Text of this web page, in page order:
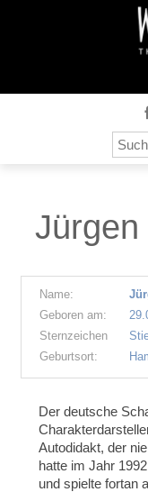
Jürgen
Name:
Geboren am:
Sternzeichen
Geburtsort:
Der deutsche
Autodidakt, der
hatte im Jahr
und spielte fortan